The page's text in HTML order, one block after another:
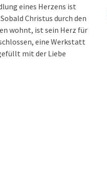
eines Herzens ist
Christus durch den
wohnt, ist sein Herz für
eine Werkstatt
mit der Liebe